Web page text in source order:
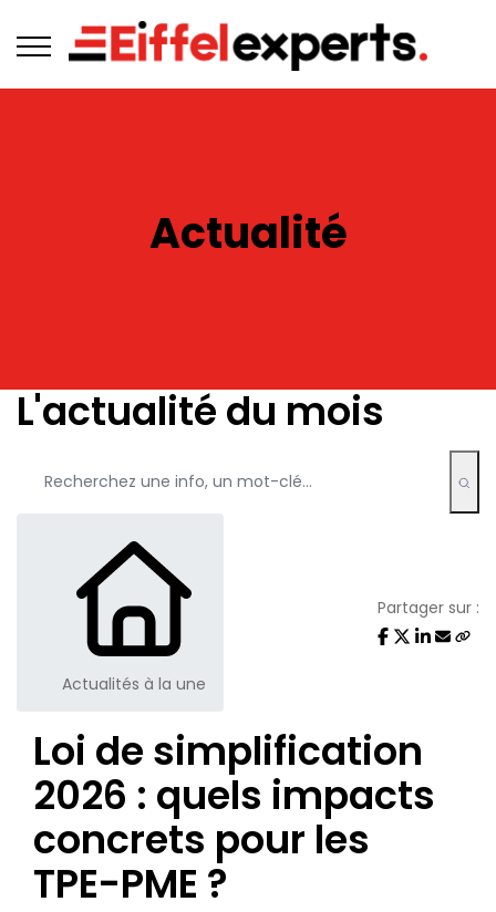
Actualité
L'actualité du mois
Actualités à la une
Partager sur :
Loi de simplification
2026 : quels impacts
concrets pour les
TPE-PME ?